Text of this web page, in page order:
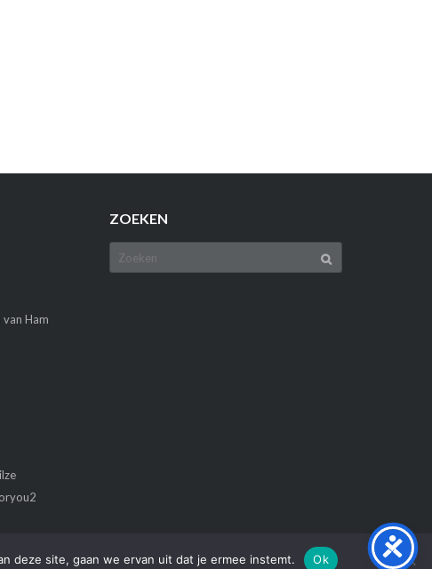
Ham
ZOEKEN
Zoek
naar:
deze site, gaan we ervan uit dat je ermee instemt. Ok